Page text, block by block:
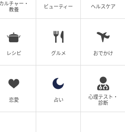
カルチャー・
教養
ビューティー ヘルスケア
レシピ グルメ おでかけ
恋愛 占い
心理テスト・
診断